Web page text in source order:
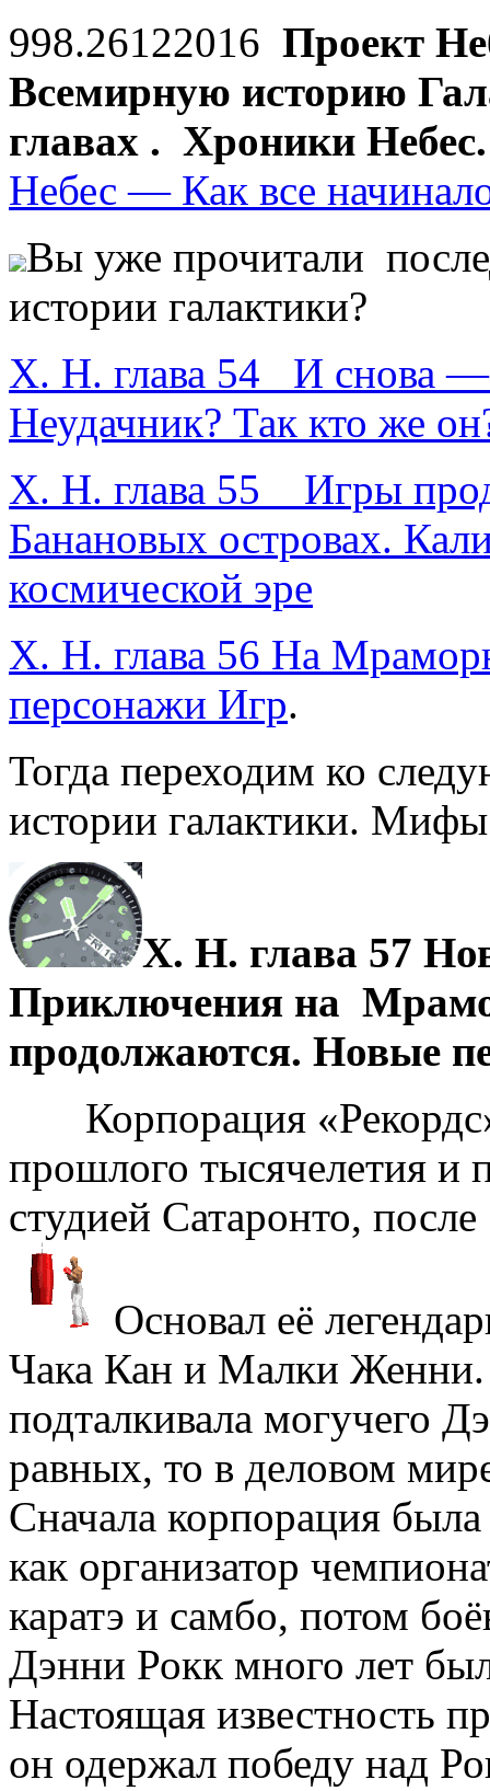
998.26122016 Проект
Всемирную историю
главах . Хроники
Небес — Как все
Вы уже прочитали
истории галактики?
Х. Н. глава 54 И снова
Неудачник? Так кто же
Х. Н. глава 55 Игры
Банановых островах.
космической эре
Х. Н. глава 56 На
персонажи Игр.
Тогда переходим ко
истории галактики.
Х. Н. глава 57
Приключения на
продолжаются. Новые
Корпорация
прошлого тысячелетия и
студией Сатаронто,
Основал её
Чака Кан и Малки
подталкивала могучего
равных, то в деловом
Сначала корпорация
как организатор
каратэ и самбо, потом
Дэнни Рокк много лет
Настоящая известность
он одержал победу над